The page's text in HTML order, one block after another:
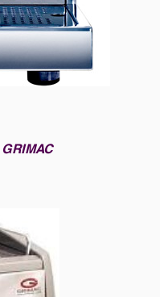
GRIMAC